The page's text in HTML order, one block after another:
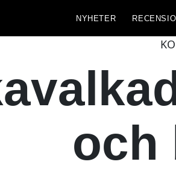
NYHETER
och